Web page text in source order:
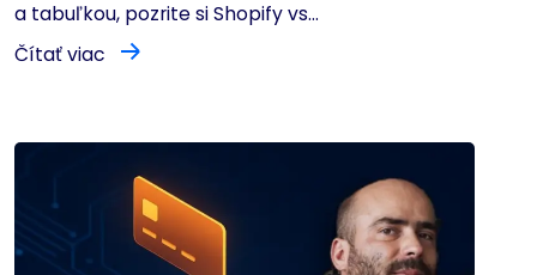
a tabuľkou, pozrite si Shopify vs...
Čítať viac